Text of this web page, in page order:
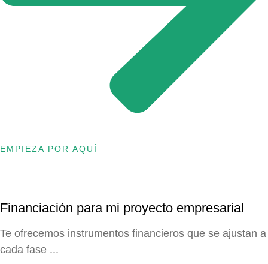
EMPIEZA POR AQUÍ
Financiación para mi proyecto empresarial
Te ofrecemos instrumentos financieros que se ajustan a
cada fase ...